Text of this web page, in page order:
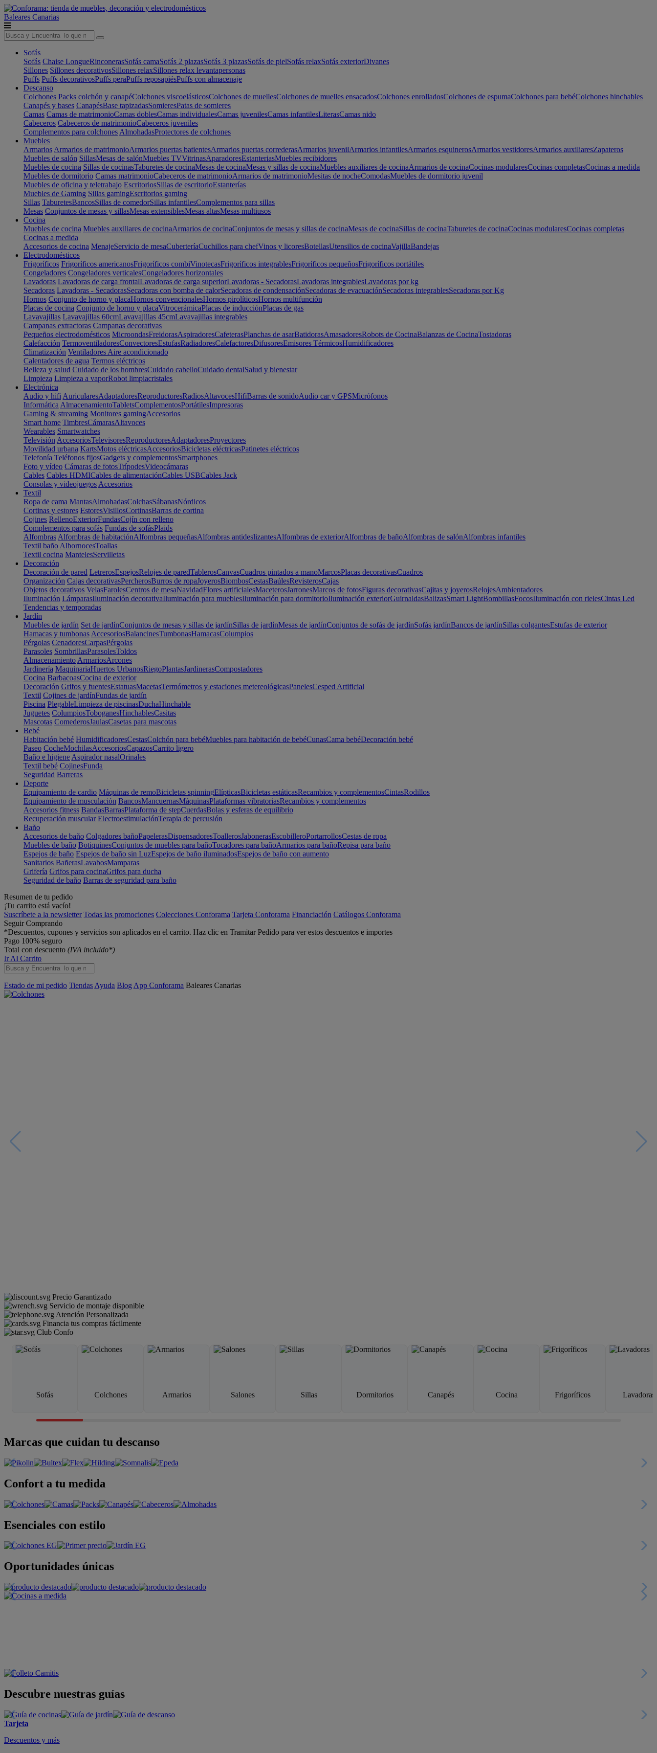
Baleares Canarias
Sofás
Sofás Chaise LongueRinconerasSofás camaSofás 2 plazasSofás 3 plazasSofás de pielSofás relaxSofás exteriorDivanes
Sillones Sillones decorativosSillones relaxSillones relax levantapersonas
Puffs Puffs decorativosPuffs peraPuffs reposapiésPuffs con almacenaje
Descanso
Colchones Packs colchón y canapéColchones viscoelásticosColchones de muellesColchones de muelles ensacadosColchones enrolladosColchones de espumaColchones para bebéColchones hinchables
Canapés y bases CanapésBase tapizadasSomieresPatas de somieres
Camas Camas de matrimonioCamas doblesCamas individualesCamas juvenilesCamas infantilesLiterasCamas nido
Cabeceros Cabeceros de matrimonioCabeceros juveniles
Complementos para colchones AlmohadasProtectores de colchones
Muebles
Armarios Armarios de matrimonioArmarios puertas batientesArmarios puertas correderasArmarios juvenilArmarios infantilesArmarios esquinerosArmarios vestidoresArmarios auxiliaresZapateros
Muebles de salón SillasMesas de salónMuebles TVVitrinasAparadoresEstanteriasMuebles recibidores
Muebles de cocina Sillas de cocinasTaburetes de cocinaMesas de cocinaMesas y sillas de cocinaMuebles auxiliares de cocinaArmarios de cocinaCocinas modularesCocinas completasCocinas a medida
Muebles de dormitorio Camas matrimonioCabeceros de matrimonioArmarios de matrimonioMesitas de nocheComodasMuebles de dormitorio juvenil
Muebles de oficina y teletrabajo EscritoriosSillas de escritorioEstanterías
Muebles de Gaming Sillas gamingEscritorios gaming
Sillas TaburetesBancosSillas de comedorSillas infantilesComplementos para sillas
Mesas Conjuntos de mesas y sillasMesas extensiblesMesas altasMesas multiusos
Cocina
Muebles de cocina Muebles auxiliares de cocinaArmarios de cocinaConjuntos de mesas y sillas de cocinaMesas de cocinaSillas de cocinaTaburetes de cocinaCocinas modularesCocinas completas
Cocinas a medida
Accesorios de cocina MenajeServicio de mesaCuberteríaCuchillos para chefVinos y licoresBotellasUtensilios de cocinaVajillaBandejas
Electrodomésticos
Frigoríficos Frigoríficos americanosFrigoríficos combiVinotecasFrigoríficos integrablesFrigoríficos pequeñosFrigoríficos portátiles
Congeladores Congeladores verticalesCongeladores horizontales
Lavadoras Lavadoras de carga frontalLavadoras de carga superiorLavadoras - SecadorasLavadoras integrablesLavadoras por kg
Secadoras Lavadoras - SecadorasSecadoras con bomba de calorSecadoras de condensaciónSecadoras de evacuaciónSecadoras integrablesSecadoras por Kg
Hornos Conjunto de horno y placaHornos convencionalesHornos pirolíticosHornos multifunción
Placas de cocina Conjunto de horno y placaVitrocerámicaPlacas de inducciónPlacas de gas
Lavavajillas Lavavajillas 60cmLavavajillas 45cmLavavajillas integrables
Campanas extractoras Campanas decorativas
Pequeños electrodomésticos MicroondasFreidorasAspiradoresCafeterasPlanchas de asarBatidorasAmasadoresRobots de CocinaBalanzas de CocinaTostadoras
Calefacción TermoventiladoresConvectoresEstufasRadiadoresCalefactoresDifusoresEmisores TérmicosHumidificadores
Climatización Ventiladores Aire acondicionado
Calentadores de agua Termos eléctricos
Belleza y salud Cuidado de los hombresCuidado cabelloCuidado dentalSalud y bienestar
Limpieza Limpieza a vaporRobot limpiacristales
Electrónica
Audio y hifi AuricularesAdaptadoresReproductoresRadiosAltavocesHifiBarras de sonidoAudio car y GPSMicrófonos
Informática AlmacenamientoTabletsComplementosPortátilesImpresoras
Gaming & streaming Monitores gamingAccesorios
Smart home TimbresCámarasAltavoces
Wearables Smartwatches
Televisión AccesoriosTelevisoresReproductoresAdaptadoresProyectores
Movilidad urbana KartsMotos eléctricasAccesoriosBicicletas eléctricasPatinetes eléctricos
Telefonía Teléfonos fijosGadgets y complementosSmartphones
Foto y vídeo Cámaras de fotosTrípodesVideocámaras
Cables Cables HDMICables de alimentaciónCables USBCables Jack
Consolas y videojuegos Accesorios
Textil
Ropa de cama MantasAlmohadasColchasSábanasNórdicos
Cortinas y estores EstoresVisillosCortinasBarras de cortina
Cojines RellenoExteriorFundasCojín con relleno
Complementos para sofás Fundas de sofásPlaids
Alfombras Alfombras de habitaciónAlfombras pequeñasAlfombras antideslizantesAlfombras de exteriorAlfombras de bañoAlfombras de salónAlfombras infantiles
Textil baño AlbornocesToallas
Textil cocina MantelesServilletas
Decoración
Decoración de pared LetrerosEspejosRelojes de paredTablerosCanvasCuadros pintados a manoMarcosPlacas decorativasCuadros
Organización Cajas decorativasPercherosBurros de ropaJoyerosBiombosCestasBaúlesRevisterosCajas
Objetos decorativos VelasFarolesCentros de mesaNavidadFlores artificialesMaceterosJarronesMarcos de fotosFiguras decorativasCajitas y joyerosRelojesAmbientadores
Iluminación LámparasIluminación decorativaIluminación para mueblesIluminación para dormitorioIluminación exteriorGuirnaldasBalizasSmart LightBombillasFocosIluminación con rielesCintas Led
Tendencias y temporadas
Jardín
Muebles de jardín Set de jardínConjuntos de mesas y sillas de jardínSillas de jardínMesas de jardínConjuntos de sofás de jardínSofás jardínBancos de jardínSillas colgantesEstufas de exterior
Hamacas y tumbonas AccesoriosBalancinesTumbonasHamacasColumpios
Pérgolas CenadoresCarpasPérgolas
Parasoles SombrillasParasolesToldos
Almacenamiento ArmariosArcones
Jardinería MaquinariaHuertos UrbanosRiegoPlantasJardinerasCompostadores
Cocina BarbacoasCocina de exterior
Decoración Grifos y fuentesEstatuasMacetasTermómetros y estaciones metereológicasPanelesCesped Artificial
Textil Cojines de jardínFundas de jardín
Piscina PlegableLimpieza de piscinasDuchaHinchable
Juguetes ColumpiosToboganesHinchablesCasitas
Mascotas ComederosJaulasCasetas para mascotas
Bebé
Habitación bebé HumidificadoresCestasColchón para bebéMuebles para habitación de bebéCunasCama bebéDecoración bebé
Paseo CocheMochilasAccesoriosCapazosCarrito ligero
Baño e higiene Aspirador nasalOrinales
Textil bebé CojinesFunda
Seguridad Barreras
Deporte
Equipamiento de cardio Máquinas de remoBicicletas spinningElípticasBicicletas estáticasRecambios y complementosCintasRodillos
Equipamiento de musculación BancosMancuernasMáquinasPlataformas vibratoriasRecambios y complementos
Accesorios fitness BandasBarrasPlataforma de stepCuerdasBolas y esferas de equilibrio
Recuperación muscular ElectroestimulaciónTerapia de percusión
Baño
Accesorios de baño Colgadores bañoPapelerasDispensadoresToallerosJabonerasEscobilleroPortarrollosCestas de ropa
Muebles de baño BotiquinesConjuntos de muebles para bañoTocadores para bañoArmarios para bañoRepisa para baño
Espejos de baño Espejos de baño sin LuzEspejos de baño iluminadosEspejos de baño con aumento
Sanitarios BañerasLavabosMamparas
Grifería Grifos para cocinaGrifos para ducha
Seguridad de baño Barras de seguridad para baño
Resumen de tu pedido
¡Tu carrito está vacío!
Suscríbete a la newsletter Todas las promociones Colecciones Conforama Tarjeta Conforama Financiación Catálogos Conforama
Seguir Comprando
*Descuentos, cupones y servicios son aplicados en el carrito. Haz clic en Tramitar Pedido para ver estos descuentos e importes
Pago 100% seguro
Total con descuento (IVA incluido*)
Ir Al Carrito
Estado de mi pedido Tiendas Ayuda Blog App Conforama Baleares Canarias
Precio Garantizado
Servicio de montaje disponible
Atención Personalizada
Financia tus compras fácilmente
Club Confo
Sofás Colchones Armarios Salones Sillas Dormitorios Canapés Cocina Frigoríficos Lavadoras
Marcas que cuidan tu descanso
Confort a tu medida
Esenciales con estilo
Oportunidades únicas
Descubre nuestras guías
Tarjeta
Descuentos y más